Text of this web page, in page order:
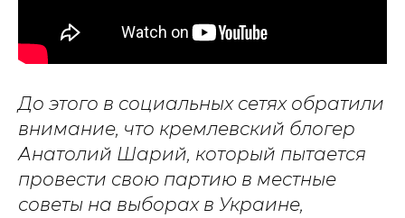
До этого в социальных сетях обратили
внимание, что кремлевский блогер
Анатолий Шарий, который пытается
провести свою партию в местные
советы на выборах в Украине,